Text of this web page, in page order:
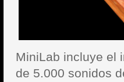
MiniLab incluye el
de 5.000 sonidos